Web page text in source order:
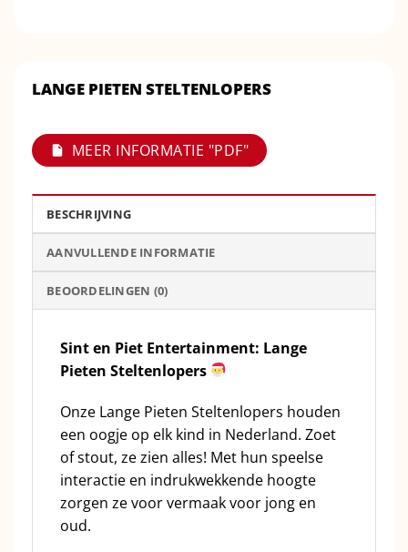
LANGE PIETEN STELTENLOPERS
MEER INFORMATIE "PDF"
BESCHRIJVING
AANVULLENDE INFORMATIE
BEOORDELINGEN (0)
Sint en Piet Entertainment: Lange
Pieten Steltenlopers
Onze Lange Pieten Steltenlopers houden
een oogje op elk kind in Nederland. Zoet
of stout, ze zien alles! Met hun speelse
interactie en indrukwekkende hoogte
zorgen ze voor vermaak voor jong en
oud.